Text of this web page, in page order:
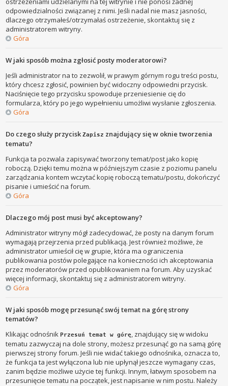
odpowiedzialności związanej z nimi. Jeśli nadal nie masz jasności,
dlaczego otrzymałeś/otrzymałaś ostrzeżenie, skontaktuj się z
administratorem witryny.
Góra
W jaki sposób można zgłosić posty moderatorowi?
Jeśli administrator na to zezwolił, w prawym górnym rogu treści postu,
który chcesz zgłosić, powinien być widoczny odpowiedni przycisk.
Naciśnięcie tego przycisku spowoduje przeniesienie cię do
formularza, który po jego wypełnieniu umożliwi wysłanie zgłoszenia.
Góra
Do czego służy przyciskZapisz znajdujący się w oknie tworzenia
tematu?
Funkcja ta pozwala zapisywać tworzony temat/post jako kopię
roboczą. Dzięki temu można w późniejszym czasie z poziomu panelu
zarządzania kontem wczytać kopię roboczą tematu/postu, dokończyć
pisanie i umieścić na forum.
Góra
Dlaczego mój post musi być akceptowany?
Administrator witryny mógł zadecydować, że posty na danym forum
wymagają przejrzenia przed publikacją. Jest również możliwe, że
administrator umieścił cię w grupie, która ma ograniczenia
publikowania postów polegające na konieczności ich akceptowania
przez moderatorów przed opublikowaniem na forum. Aby uzyskać
więcej informacji, skontaktuj się z administratorem witryny.
Góra
W jaki sposób mogę przesunąć swój temat na górę strony
tematów?
Klikając odnośnikPrzesuń temat w górę, znajdujący się w widoku
tematu zazwyczaj na dole strony, możesz przesunąć go na samą górę
pierwszej strony forum. Jeśli nie widać takiego odnośnika, oznacza to,
że funkcja ta jest wyłączona lub nie upłynął jeszcze wymagany czas,
zanim będzie możliwe użycie tej funkcji. Innym, łatwym sposobem na
przesunięcie tematu na początek, jest napisanie w nim postu. Należy